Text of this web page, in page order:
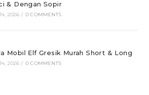
& Dengan Sopir
2026 / 0 COMMENTS
Mobil Elf Gresik Murah Short & Long
2026 / 0 COMMENTS